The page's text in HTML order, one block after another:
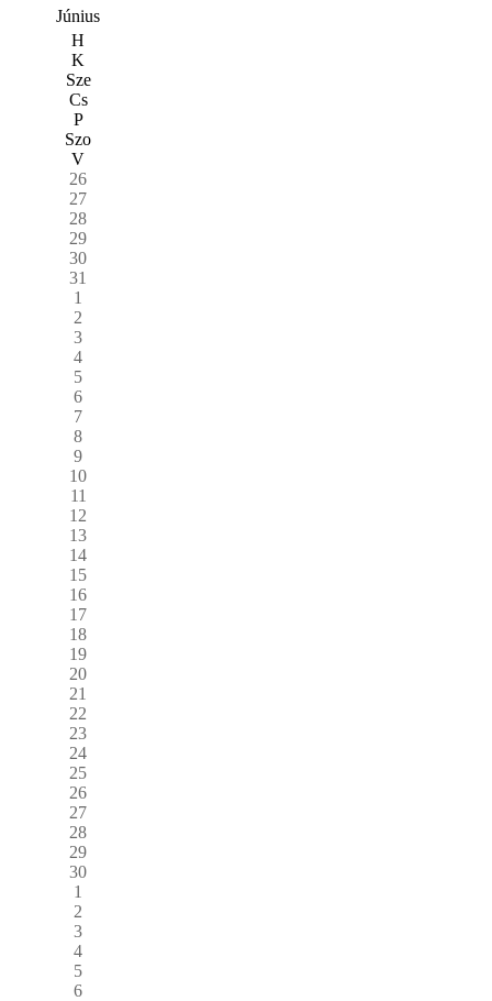
Június
H
K
Sze
Cs
P
Szo
V
26
27
28
29
30
31
1
2
3
4
5
6
7
8
9
10
11
12
13
14
15
16
17
18
19
20
21
22
23
24
25
26
27
28
29
30
1
2
3
4
5
6